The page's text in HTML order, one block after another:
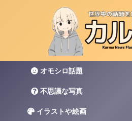
オモシロ話題
不思議な写真
イラストや絵画